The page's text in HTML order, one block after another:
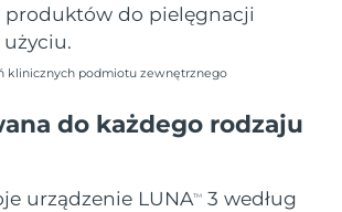
produktów do pielęgnacji
klinicznych podmiotu zewnętrznego
do każdego rodzaju
urządzenie LUNATM
3 według